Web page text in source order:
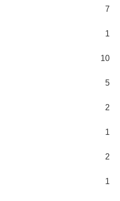
7
1
10
5
2
1
2
1